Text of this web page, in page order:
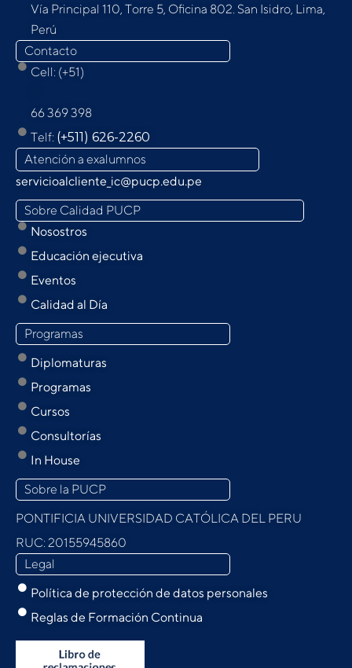
Vía Principal 110, Torre 5, Oﬁcina 802. San Isidro, Lima,
Perú
Contacto
Cell: (+51)
66 369 398
Telf: (+511) 626-2260
Atención a exalumnos
servicioalcliente_ic@pucp.edu.pe
Sobre Calidad PUCP
Nosostros
Educación ejecutiva
Eventos
Calidad al Día
Programas
Diplomaturas
Programas
Cursos
Consultorías
In House
Sobre la PUCP
PONTIFICIA UNIVERSIDAD CATÓLICA DEL PERU
RUC: 20155945860
Legal
Política de protección de datos personales
Reglas de Formación Continua